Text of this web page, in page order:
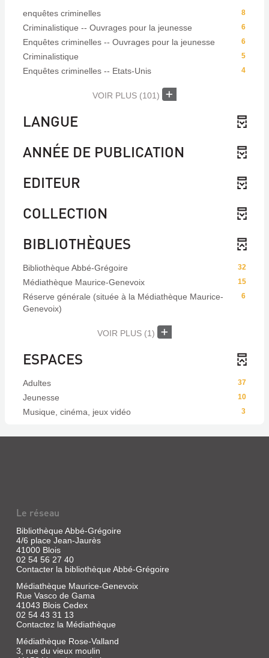
8
enquêtes criminelles
6
Criminalistique -- Ouvrages pour la jeunesse
6
Enquêtes criminelles -- Ouvrages pour la jeunesse
5
Criminalistique
4
Enquêtes criminelles -- Etats-Unis
VOIR PLUS (101)
LANGUE
ANNÉE DE PUBLICATION
EDITEUR
COLLECTION
BIBLIOTHÈQUES
32
Bibliothèque Abbé-Grégoire
15
Médiathèque Maurice-Genevoix
6
Réserve générale (située à la Médiathèque Maurice-
Genevoix)
VOIR PLUS (1)
ESPACES
37
Adultes
10
Jeunesse
3
Musique, cinéma, jeux vidéo
Le réseau
Bibliothèque Abbé-Grégoire
4/6 place Jean-Jaurès
41000 Blois
02 54 56 27 40
Contacter la bibliothèque Abbé-Grégoire
Médiathèque Maurice-Genevoix
Rue Vasco de Gama
41043 Blois Cedex
02 54 43 31 13
Contactez la Médiathèque
Médiathèque Rose-Valland
3, rue du vieux moulin